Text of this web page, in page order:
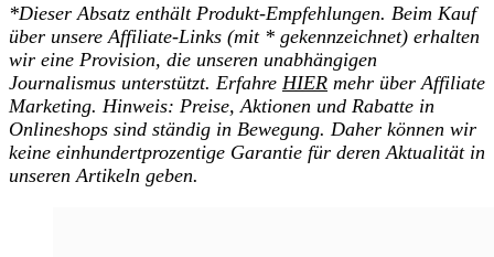
*Dieser Absatz enthält Produkt-Empfehlungen. Beim Kauf
über unsere Affiliate-Links (mit * gekennzeichnet) erhalten
wir eine Provision, die unseren unabhängigen
Journalismus unterstützt. Erfahre HIER mehr über Affiliate
Marketing. Hinweis: Preise, Aktionen und Rabatte in
Onlineshops sind ständig in Bewegung. Daher können wir
keine einhundertprozentige Garantie für deren Aktualität in
unseren Artikeln geben.